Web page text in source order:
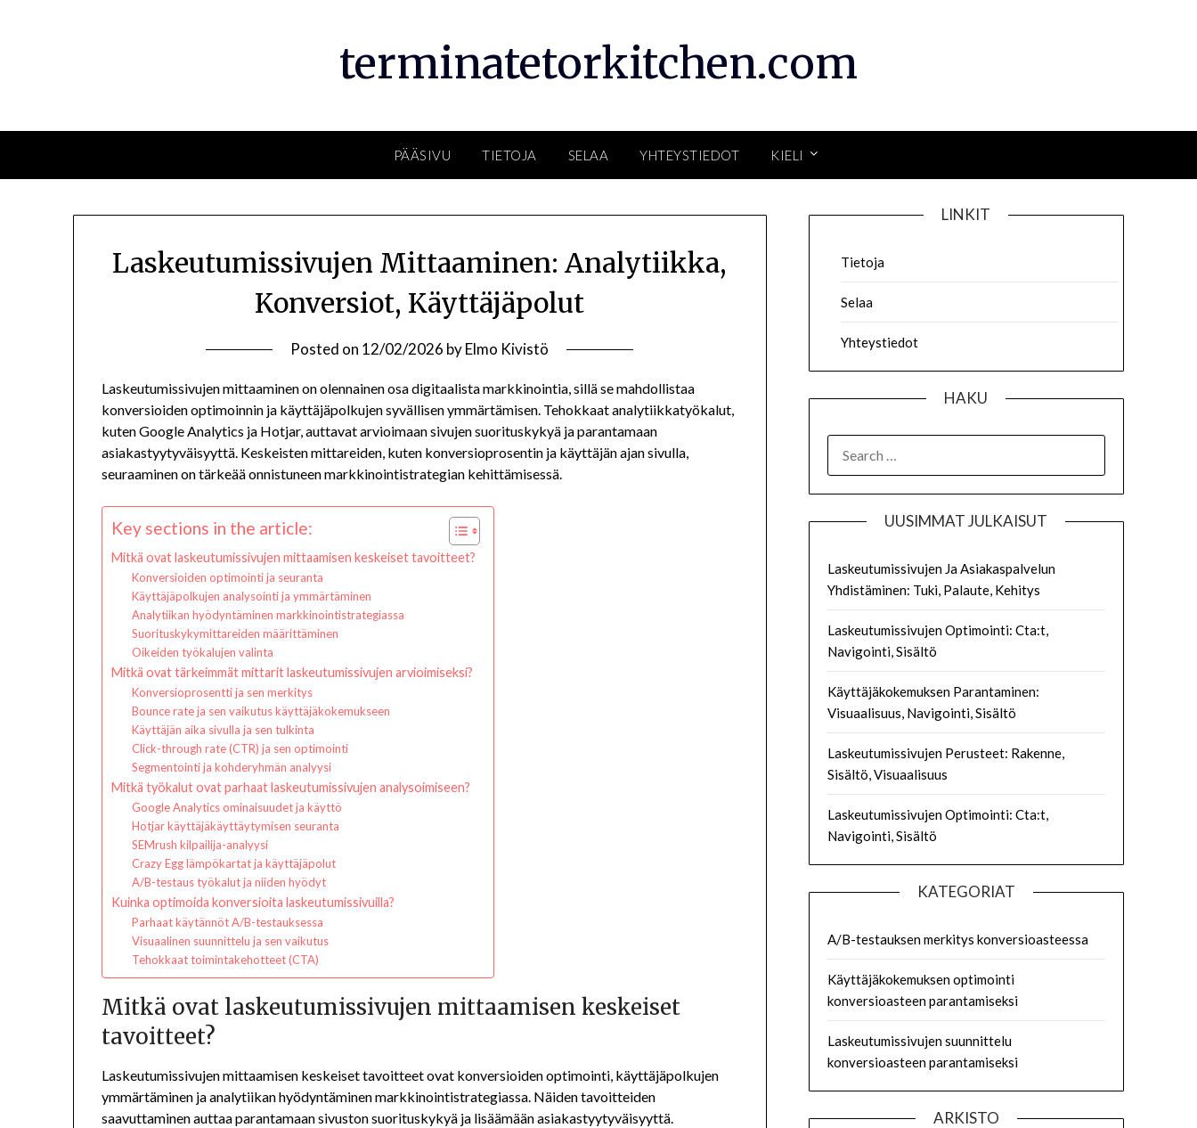
terminatetorkitchen.com
PÄÄSIVU TIETOJA SELAA YHTEYSTIEDOT KIELI
Laskeutumissivujen Mittaaminen: Analytiikka,
Konversiot, Käyttäjäpolut
Posted on 12/02/2026 byElmo Kivistö
Laskeutumissivujen mittaaminen on olennainen osa digitaalista markkinointia, sillä se mahdollistaa
konversioiden optimoinnin ja käyttäjäpolkujen syvällisen ymmärtämisen. Tehokkaat analytiikkatyökalut,
kuten Google Analytics ja Hotjar, auttavat arvioimaan sivujen suorituskykyä ja parantamaan
asiakastyytyväisyyttä. Keskeisten mittareiden, kuten konversioprosentin ja käyttäjän ajan sivulla,
seuraaminen on tärkeää onnistuneen markkinointistrategian kehittämisessä.
Key sections in the article:
Mitkä ovat laskeutumissivujen mittaamisen keskeiset tavoitteet?
Konversioiden optimointi ja seuranta
Käyttäjäpolkujen analysointi ja ymmärtäminen
Analytiikan hyödyntäminen markkinointistrategiassa
Suorituskykymittareiden määrittäminen
Oikeiden työkalujen valinta
Mitkä ovat tärkeimmät mittarit laskeutumissivujen arvioimiseksi?
Konversioprosentti ja sen merkitys
Bounce rate ja sen vaikutus käyttäjäkokemukseen
Käyttäjän aika sivulla ja sen tulkinta
Click-through rate (CTR) ja sen optimointi
Segmentointi ja kohderyhmän analyysi
Mitkä työkalut ovat parhaat laskeutumissivujen analysoimiseen?
Google Analytics ominaisuudet ja käyttö
Hotjar käyttäjäkäyttäytymisen seuranta
SEMrush kilpailija-analyysi
Crazy Egg lämpökartat ja käyttäjäpolut
A/B-testaus työkalut ja niiden hyödyt
Kuinka optimoida konversioita laskeutumissivuilla?
Parhaat käytännöt A/B-testauksessa
Visuaalinen suunnittelu ja sen vaikutus
Tehokkaat toimintakehotteet (CTA)
Mitkä ovat laskeutumissivujen mittaamisen keskeiset
tavoitteet?
Laskeutumissivujen mittaamisen keskeiset tavoitteet ovat konversioiden optimointi, käyttäjäpolkujen
ymmärtäminen ja analytiikan hyödyntäminen markkinointistrategiassa. Näiden tavoitteiden
saavuttaminen auttaa parantamaan sivuston suorituskykyä ja lisäämään asiakastyytyväisyyttä.
LINKIT
Tietoja
Selaa
Yhteystiedot
HAKU
FOR:
UUSIMMAT JULKAISUT
Laskeutumissivujen Ja Asiakaspalvelun
Yhdistäminen: Tuki, Palaute, Kehitys
Laskeutumissivujen Optimointi: Cta:t,
Navigointi, Sisältö
Käyttäjäkokemuksen Parantaminen:
Visuaalisuus, Navigointi, Sisältö
Laskeutumissivujen Perusteet: Rakenne,
Sisältö, Visuaalisuus
Laskeutumissivujen Optimointi: Cta:t,
Navigointi, Sisältö
KATEGORIAT
A/B-testauksen merkitys konversioasteessa
Käyttäjäkokemuksen optimointi
konversioasteen parantamiseksi
Laskeutumissivujen suunnittelu
konversioasteen parantamiseksi
ARKISTO